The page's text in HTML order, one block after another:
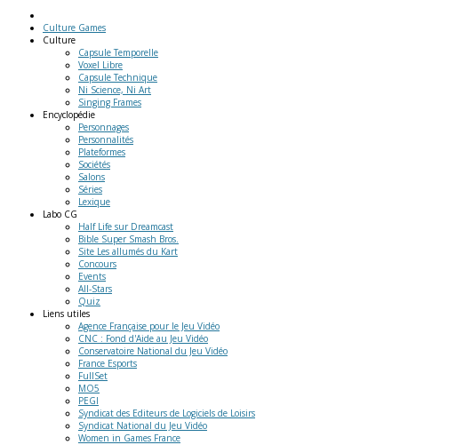
Culture Games
Culture
Capsule Temporelle
Voxel Libre
Capsule Technique
Ni Science, Ni Art
Singing Frames
Encyclopédie
Personnages
Personnalités
Plateformes
Sociétés
Salons
Séries
Lexique
Labo CG
Half Life sur Dreamcast
Bible Super Smash Bros.
Site Les allumés du Kart
Concours
Events
All-Stars
Quiz
Liens utiles
Agence Française pour le Jeu Vidéo
CNC : Fond d'Aide au Jeu Vidéo
Conservatoire National du Jeu Vidéo
France Esports
FullSet
MO5
PEGI
Syndicat des Editeurs de Logiciels de Loisirs
Syndicat National du Jeu Vidéo
Women in Games France